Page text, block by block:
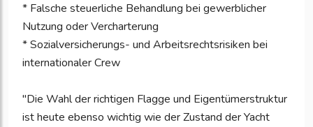
* Falsche steuerliche Behandlung bei gewerblicher
Nutzung oder Vercharterung
* Sozialversicherungs- und Arbeitsrechtsrisiken bei
internationaler Crew
"Die Wahl der richtigen Flagge und Eigentümerstruktur
ist heute ebenso wichtig wie der Zustand der Yacht